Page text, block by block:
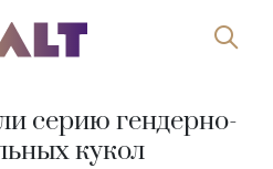
серию гендерно-
кукол